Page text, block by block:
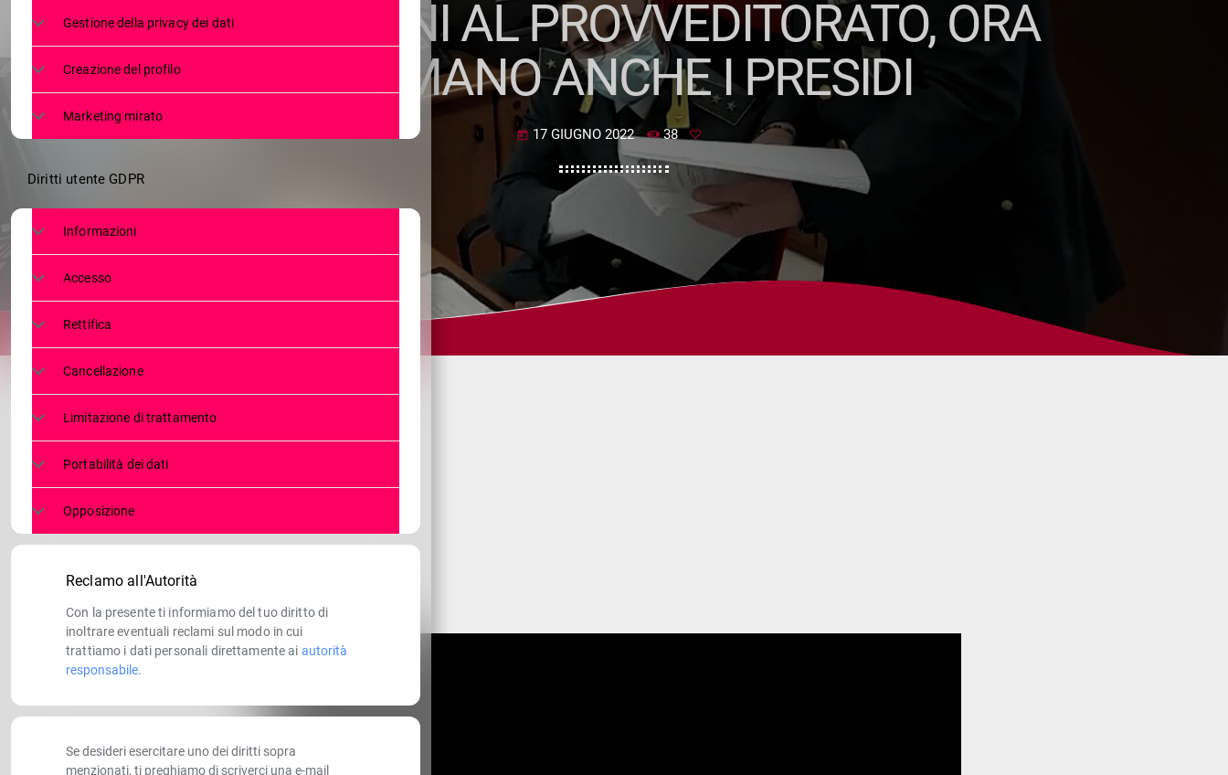
LE INDAGINI AL PROVVEDITORATO, ORA
TREMANO ANCHE I PRESIDI
today 17 GIUGNO 2022 38
Gestione della privacy dei dati
Creazione del profilo
Marketing mirato
Diritti utente GDPR
Informazioni
Accesso
Rettifica
Cancellazione
Limitazione di trattamento
Portabilità dei dati
Opposizione
Reclamo all'Autorità
Con la presente ti informiamo del tuo diritto di
inoltrare eventuali reclami sul modo in cui
trattiamo i dati personali direttamente ai autorità
responsabile.
Se desideri esercitare uno dei diritti sopra
menzionati, ti preghiamo di scriverci una e-mail